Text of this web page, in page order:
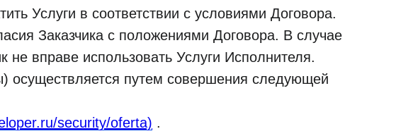
Услуги в соответствии с условиями Договора.
Заказчика с положениями Договора. В случае
не вправе использовать Услуги Исполнителя.
осуществляется путем совершения следующей
security/oferta) .